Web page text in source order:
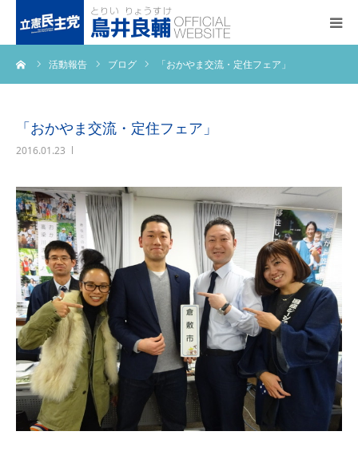
活動報告 ブログ 「おかやま交流・定住フェア」
「おかやま交流・定住フェア」
2016.01.23
トップページ
プロフィール
事務所アクセス
活動報告